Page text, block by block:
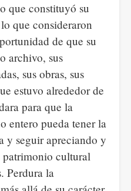
que constituyó su
que consideraron
de que su
archivo, sus
sus obras, sus
estuvo alrededor de
para que la
entero pueda tener la
y seguir apreciando y
cultural
Perdura la